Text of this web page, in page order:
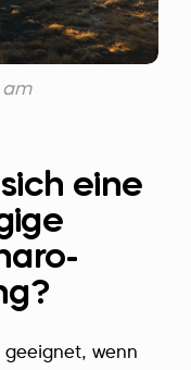
am
eine
geeignet, wenn